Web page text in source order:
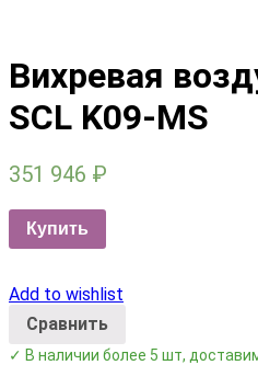
Вихревая
SCL K09-MS
351 946 ₽
Купить
Add to wishlist
Сравнить
✓ В наличии более 5 шт,